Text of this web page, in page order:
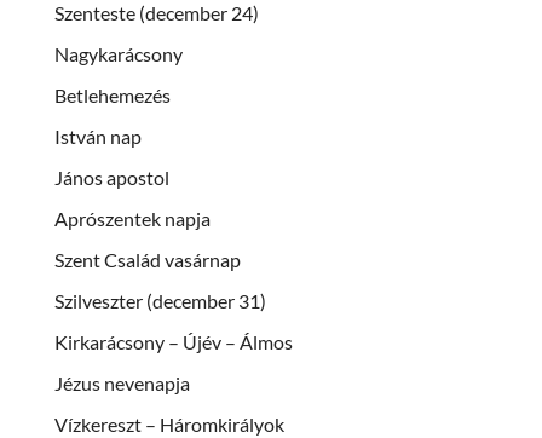
Szenteste (december 24)
Nagykarácsony
Betlehemezés
István nap
János apostol
Aprószentek napja
Szent Család vasárnap
Szilveszter (december 31)
Kirkarácsony – Újév – Álmos
Jézus nevenapja
Vízkereszt – Háromkirályok